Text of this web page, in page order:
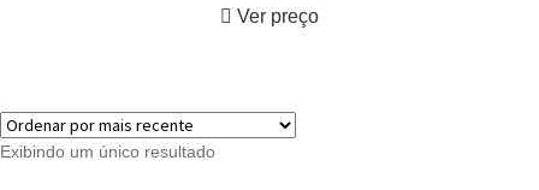
Ver preço
Exibindo um único resultado